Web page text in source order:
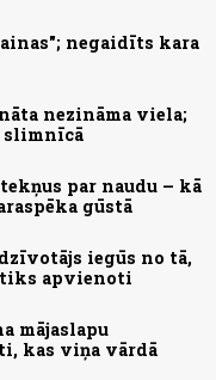
negaidīts kara
nezināma viela;
par naudu – kā
gūstā
iegūs no tā,
tiks apvienoti
mājaslapu
kas viņa vārdā